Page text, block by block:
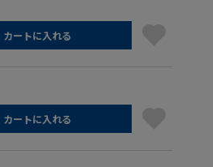
カートに入れる
カートに入れる